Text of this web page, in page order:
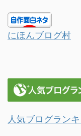
にほんブログ村
人気ブログラン